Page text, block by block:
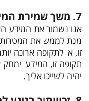
7. משך שמירת המידע
אנו נשמור את המידע
מנת לממש את המטרות
זו, או לתקופה ארוכה
תקופה זו, המידע יימחק
יהיה לשייכו אליך.